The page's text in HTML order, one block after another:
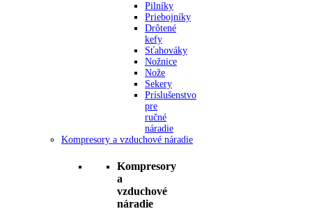
Pilníky
Priebojníky
Drôtené
kefy
Sťahováky
Nožnice
Nože
Sekery
Príslušenstvo
pre
ručné
náradie
Kompresory a vzduchové náradie
Kompresory
a
vzduchové
náradie